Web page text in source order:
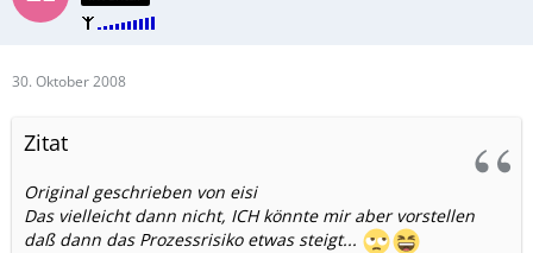
30. Oktober 2008
Zitat
Original geschrieben von eisi
Das vielleicht dann nicht, ICH könnte mir aber vorstellen
daß dann das Prozessrisiko etwas steigt...